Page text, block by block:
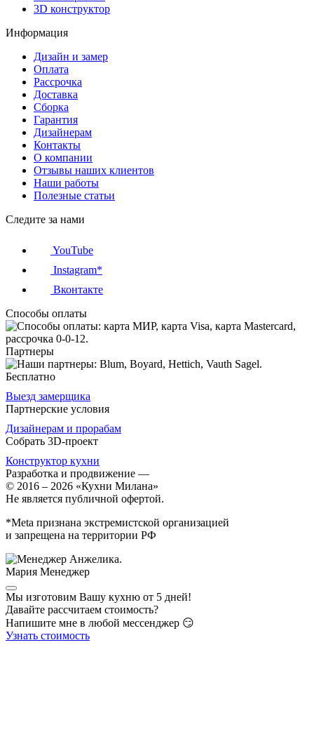
3D конструктор
Информация
Дизайн и замер
Оплата
Рассрочка
Доставка
Сборка
Гарантия
Дизайнерам
Контакты
О компании
Отзывы наших клиентов
Наши работы
Полезные статьи
Следите за нами
YouTube
Instagram*
Вконтакте
Способы оплаты
Партнеры
Бесплатно
Выезд замерщика
Партнерские условия
Дизайнерам и прорабам
Собрать 3D-проект
Конструктор кухни
Разработка и продвижение —
© 2016 – 2026 «Кухни Милана»
Не является публичной офертой.
*Meta признана экстремистской организацией
и запрещена на территории РФ
Мария Менеджер
Мы изготовим Вашу кухню от 5 дней!
Давайте рассчитаем стоимость?
Напишите мне в любой мессенджер 😏
Узнать стоимость